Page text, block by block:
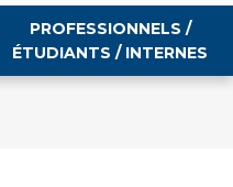
PROFESSIONNELS /
ÉTUDIANTS / INTERNES